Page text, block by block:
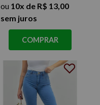
ou 10x de R$ 13,00
sem juros
COMPRAR